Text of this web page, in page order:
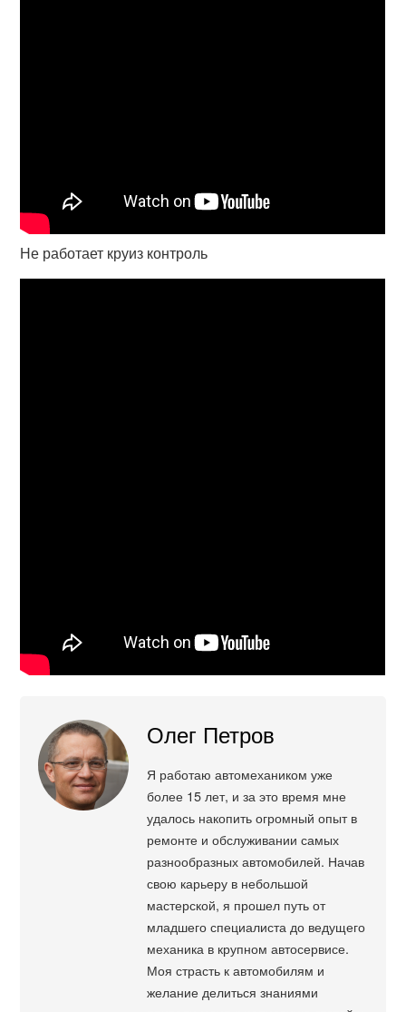
Не работает круиз контроль
Олег Петров
Я работаю автомехаником уже
более 15 лет, и за это время мне
удалось накопить огромный опыт в
ремонте и обслуживании самых
разнообразных автомобилей. Начав
свою карьеру в небольшой
мастерской, я прошел путь от
младшего специалиста до ведущего
механика в крупном автосервисе.
Моя страсть к автомобилям и
желание делиться знаниями